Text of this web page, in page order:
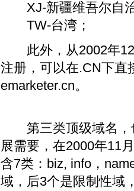
XJ-新疆维吾尔自
TW-台湾
此外，从2002年12
注册，可以在.CN下直
emarketer.cn。
第三类顶级域名，
展需要，在2000年11
含7类：biz, info，
域，后3个是限制性域